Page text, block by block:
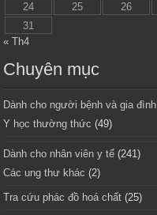
24
25 26
31
« Th4
Chuyên mục
Dành cho người bệnh và gia đình
Y học thường thức (49)
Dành cho nhân viên y tế (241)
Các ung thư khác (2)
Tra cứu phác đồ hoá chất (25)